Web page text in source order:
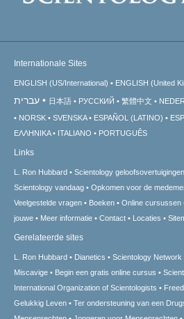
Internationale Sites
ENGLISH (US/International) ENGLISH (United
עברית 日本語 РУССКИЙ 繁體中文
NORSK
SVENSKA ESPAÑOL (LATINO)
ΕΛΛΗΝΙΚA
ITALIANO PORTUGUÊS
Links
L. Ron Hubbard Scientology
Scientology vandaag
Opkomen voor de
Veelgestelde vragen
Boeken Online cursussen
jouwe
Meer informatie Contact Locaties
Gerelateerde sites
L. Ron Hubbard Dianetics Scientology Network
Miscavige
Begin een gratis online cursus
International Organization of Scientologists
Gelukkig Leven
Ter ondersteuning van een